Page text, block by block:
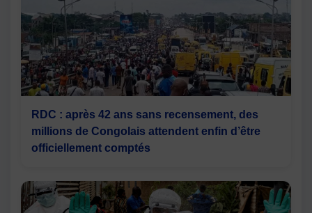
RDC : après 42 ans sans recensement, des
millions de Congolais attendent enfin d’être
officiellement comptés